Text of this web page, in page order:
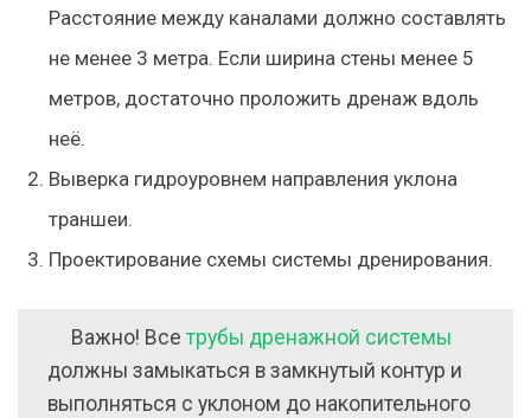
Расстояние между каналами должно составлять
не менее 3 метра. Если ширина стены менее 5
метров, достаточно проложить дренаж вдоль
неё.
Выверка гидроуровнем направления уклона
траншеи.
Проектирование схемы системы дренирования.
Важно! Все трубы дренажной системы
должны замыкаться в замкнутый контур и
выполняться с уклоном до накопительного